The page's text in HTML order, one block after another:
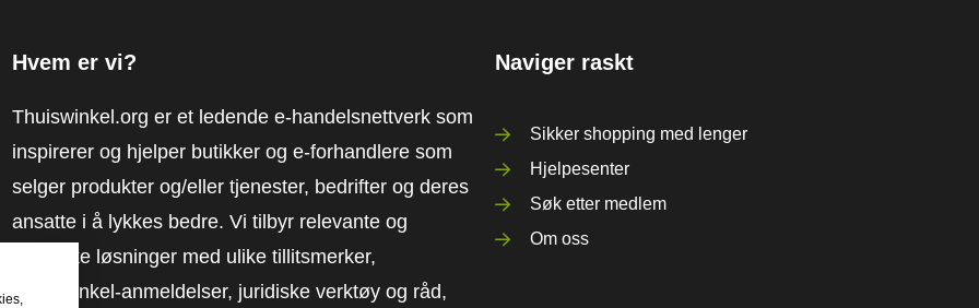
Hvem er vi?
Thuiswinkel.org er et ledende e-handelsnettverk som
inspirerer og hjelper butikker og e-forhandlere som
selger produkter og/eller tjenester, bedrifter og deres
ansatte i å lykkes bedre. Vi tilbyr relevante og
praktiske løsninger med ulike tillitsmerker,
Thuiswinkel-anmeldelser, juridiske verktøy og råd,
Naviger raskt
Sikker shopping med lenger
Hjelpesenter
Søk etter medlem
Om oss